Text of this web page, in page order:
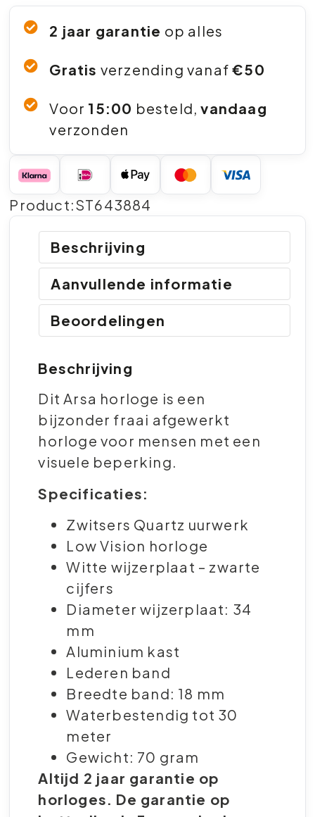
2 jaar garantie op alles
Gratis verzending vanaf€50
Voor 15:00 besteld,vandaag
verzonden
Product:ST643884
Beschrijving
Aanvullende informatie
Beoordelingen
Beschrijving
Dit Arsa horloge is een
bijzonder fraai afgewerkt
horloge voor mensen met een
visuele beperking.
Specificaties:
Zwitsers Quartz uurwerk
Low Vision horloge
Witte wijzerplaat – zwarte
cijfers
Diameter wijzerplaat: 34
mm
Aluminium kast
Lederen band
Breedte band: 18 mm
Waterbestendig tot 30
meter
Gewicht: 70 gram
Altijd 2 jaar garantie op
horloges. De garantie op